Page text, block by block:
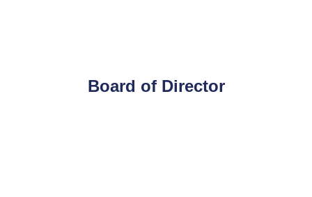
Board of Director